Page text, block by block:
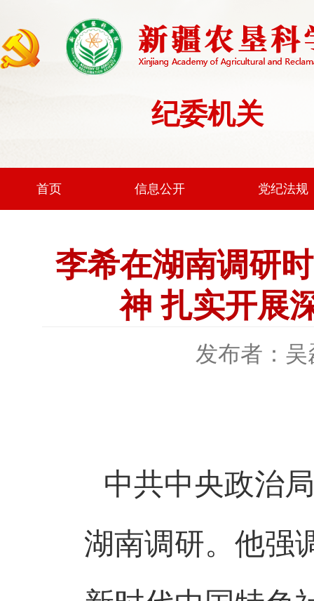
纪委机关
首页 信息公开 党纪法规
李希在湖南调研
神 扎实开展
发布者：吴
中共中央政治
湖南调研。他强